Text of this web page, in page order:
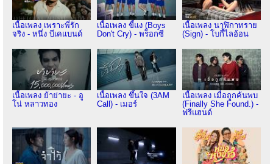
เนื้อเพลง เพราะพี่รัก
จริง - หนึ่ง บีเคแบนด์
เนื้อเพลง ขี้แง (Boys
Don't Cry) - พร็อกซี
เนื้อเพลง นาฬิกาทราย
(Sign) - โบกี้ไลอ้อน
เนื้อเพลง ย้าย่ายะ - อู
โน่ หลาวทอง
เนื้อเพลง ขึ้นใจ (3AM
Call) - เมอร์
เนื้อเพลง เมื่อถูกค้นพบ
(Finally She Found.) -
ฟรีแฮนด์